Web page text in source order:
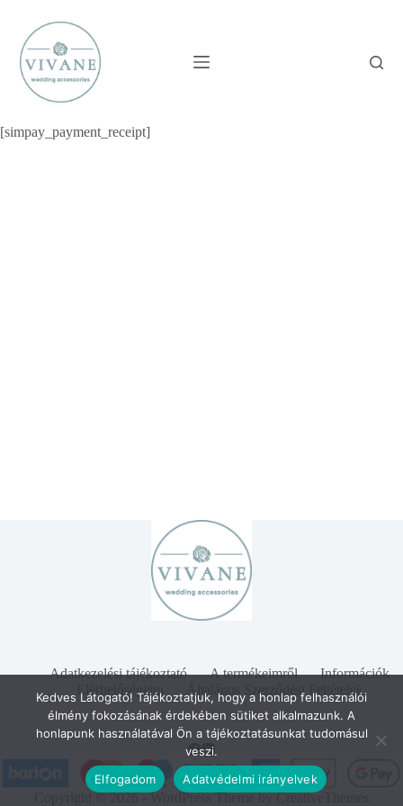
content
[simpay_payment_receipt]
Adatkezelési tájékoztató A termékeimről
Információk
Elérhetőségeim
Általános Szerződési Feltételek
Copyright © 2026 - WordPress Theme byCreativeThemes
Kedves Látogató! Tájékoztatjuk, hogy a honlap felhasználói
élmény fokozásának érdekében sütiket alkalmazunk. A
honlapunk használatával Ön a tájékoztatásunkat tudomásul
veszi.
Elfogadom
Adatvédelmi irányelvek